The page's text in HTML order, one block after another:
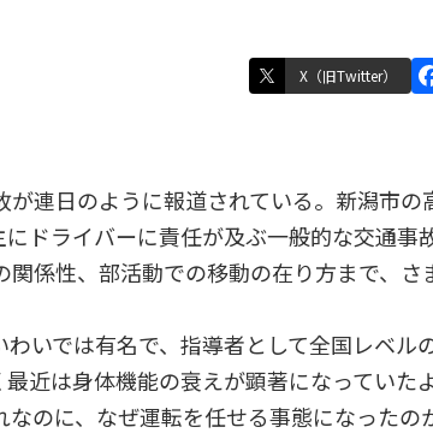
X（旧Twitter）
連日のように報道されている。新潟市の
ドライバーに責任が及ぶ一般的な交通事
係性、部活動での移動の在り方まで、さ
いでは有名で、指導者として全国レベル
近は身体機能の衰えが顕著になっていた
のに、なぜ運転を任せる事態になったの